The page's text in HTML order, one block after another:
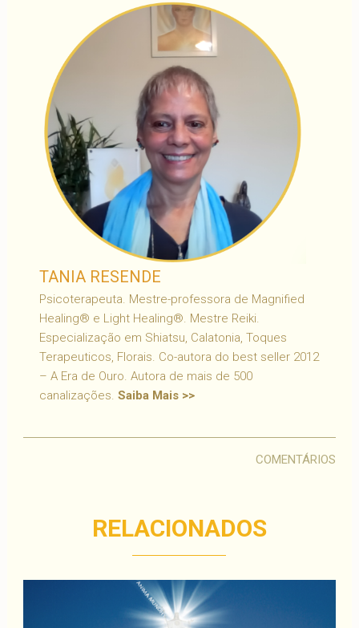
TANIA RESENDE
Psicoterapeuta. Mestre-professora de Magnified
Healing® e Light Healing®. Mestre Reiki.
Especialização em Shiatsu, Calatonia, Toques
Terapeuticos, Florais. Co-autora do best seller 2012
– A Era de Ouro. Autora de mais de 500
canalizações. Saiba Mais >>
COMENTÁRIOS
RELACIONADOS